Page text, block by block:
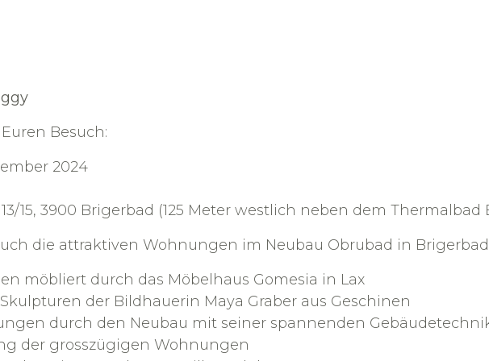
Besuch:
2024
15, 3900 Brigerbad (125 Meter westlich neben dem Thermalbad
die attraktiven Wohnungen im Neubau Obrubad in Brigerbad
möbliert durch das Möbelhaus Gomesia in Lax
der Bildhauerin Maya Graber aus Geschinen
durch den Neubau mit seiner spannenden
der grosszügigen Wohnungen